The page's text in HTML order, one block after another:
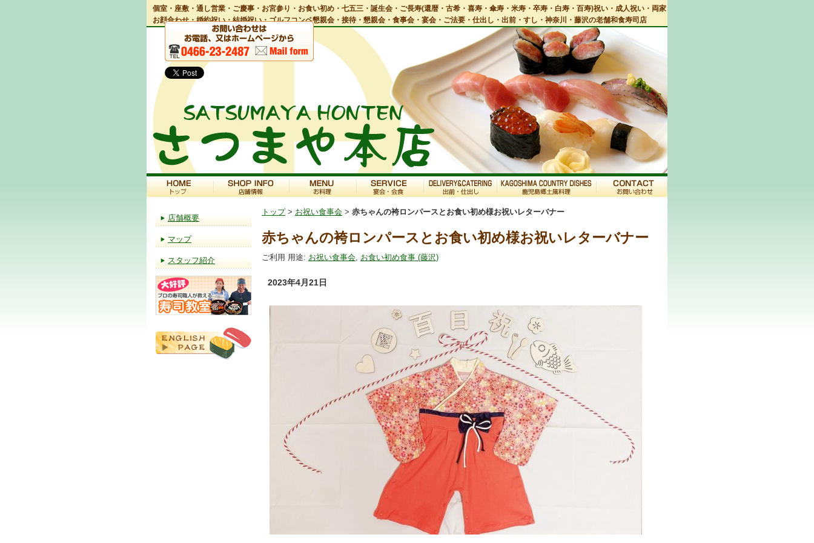
個室・座敷・通し営業・ご慶事・お宮参り・お食い初め・七五三・誕生会・ご長寿(還暦・古希・喜寿・傘寿・米寿・卒寿・白寿・百寿)祝い・成人祝い・両家
お顔合わせ・婚約祝い・結婚祝い・ゴルフコンペ懇親会・接待・懇親会・食事会・宴会・ご法要・仕出し・出前・すし・神奈川・藤沢の老舗和食寿司店
店舗概要
マップ
スタッフ紹介
トップ> お祝い食事会 > 赤ちゃんの袴ロンパースとお食い初め様お祝いレターバナー
赤ちゃんの袴ロンパースとお食い初め様お祝いレターバナー
ご利用 用途: お祝い食事会, お食い初め食事 (藤沢)
2023年4月21日